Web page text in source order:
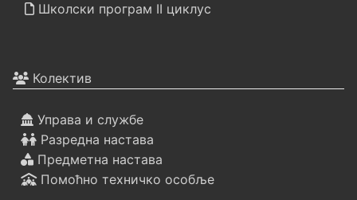
Школски програм II циклус
Колектив
Управа и службе
Разредна настава
Предметна настава
Помоћно техничко особље